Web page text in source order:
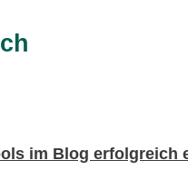
im Blog erfolgreich